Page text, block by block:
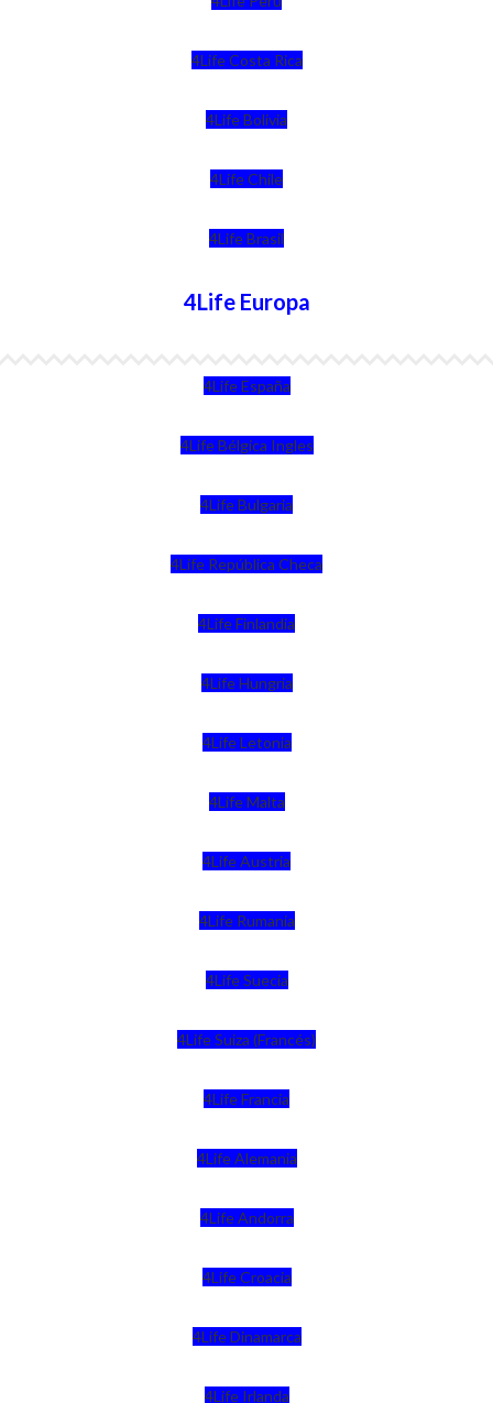
4Life Costa Rica
4Life Bolivia
4Life Chile
4Life Brasil
4Life Europa
4Life España
4Life Bélgica Ingles
4Life Bulgaria
4Life República Checa
4Life Finlandia
4Life Hungria
4Life Letonia
4Life Malta
4Life Austria
4Life Rumania
4Life Suecia
4Life Suiza (Francés)
4Life Francia
4Life Alemania
4Life Andorra
4Life Croacia
4Life Dinamarca
4Life Irlanda